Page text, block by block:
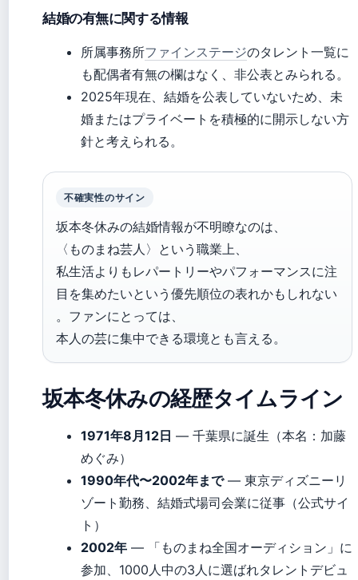
結婚の有無に関する情報
所属事務所ファインステージのタレント一覧に
も配偶者有無の欄はなく、非公表とみられる。
2025年現在、結婚を公表していないため、未
婚またはプライベートを積極的に開示しない方
針と考えられる。
不確実性のサイン
坂本冬休みの結婚情報が不明瞭なのは、
〈ものまね芸人〉という職業上、
私生活よりもレパートリーやパフォーマンスに注
目を集めたいという優先順位の表れかもしれない
。ファンにとっては、
本人の芸に集中できる環境とも言える。
坂本冬休みの経歴タイムライン
1971年8月12日 — 千葉県に誕生（本名：加藤
めぐみ）
1990年代〜2002年まで— 東京ディズニーリ
ゾート勤務、結婚式場司会業に従事（公式サイ
ト）
2002年 — 「ものまね全国オーディション」に
参加、1000人中の3人に選ばれタレントデビュ